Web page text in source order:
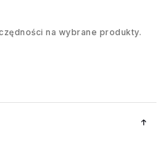
na wybrane produkty.